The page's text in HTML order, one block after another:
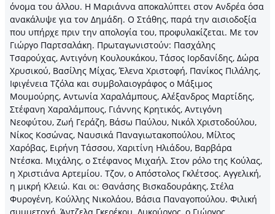
όνομα του άλλου. Η Μαριάννα αποκαλύπτει στον Ανδρέα όσα
ανακάλυψε για τον Δημάδη. Ο Στάθης, παρά την αισιοδοξία
που υπήρχε πριν την απολογία του, προφυλακίζεται. Με τον
Γιώργο Παρτσαλάκη. Πρωταγωνιστούν: Πασχάλης
Τσαρούχας, Αντιγόνη Κουλουκάκου, Τάσος Ιορδανίδης, Δώρα
Χρυσικού, Βασίλης Μίχας, Έλενα Χριστοφή, Πανίκος Πιλάλης,
Ιφιγένεια Τζόλα και συμβολαιογράφος ο Μάξιμος
Μουμούρης, Αντωνία Χαραλάμπους, Αλέξανδρος Μαρτίδης,
Στέφανη Χαραλάμπους, Γιάννης Κρητικός, Αντιγόνη
Νεοφύτου, Ζωή Γεράζη, Βάσω Παύλου, Νικόλ Χριστοδούλου,
Νίκος Κοσώνας, Ναυσικά Παναγιωτακοπούλου, Μίλτος
Χαρόβας, Ειρήνη Τάσσου, Χαριτίνη Ηλιάδου, Βαρβάρα
Ντέσκα. Μιχάλης, ο Στέφανος Μιχαήλ. Στον ρόλο της Κούλας,
η Χριστιάνα Αρτεμίου. Τζον, ο Απόστολος Γκλέτσος. Αγγελική,
η μικρή Κλειώ. Και οι: Θανάσης Βισκαδουράκης, Στέλα
Φυρογένη, Κούλλης Νικολάου, Βάσια Παναγοπούλου. Φιλική